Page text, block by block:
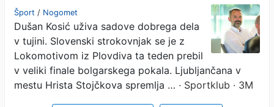
Šport / Nogomet
Dušan Kosić uživa sadove dobrega dela
v tujini. Slovenski strokovnjak se je z
Lokomotivom iz Plovdiva ta teden prebil
v veliki finale bolgarskega pokala. Ljubljančana v
mestu Hrista Stojčkova spremlja … · Sportklub · 3M